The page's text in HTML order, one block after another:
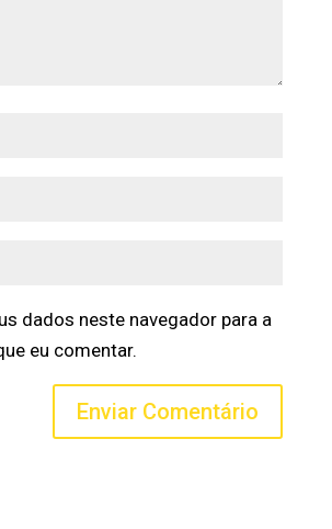
dados neste navegador para a
eu comentar.